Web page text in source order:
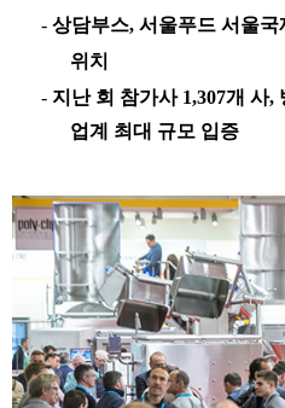
- 상담부스, 서울푸드 서울국
위치
- 지난 회 참가사1,307개 사,
업계
최대 규모 입증